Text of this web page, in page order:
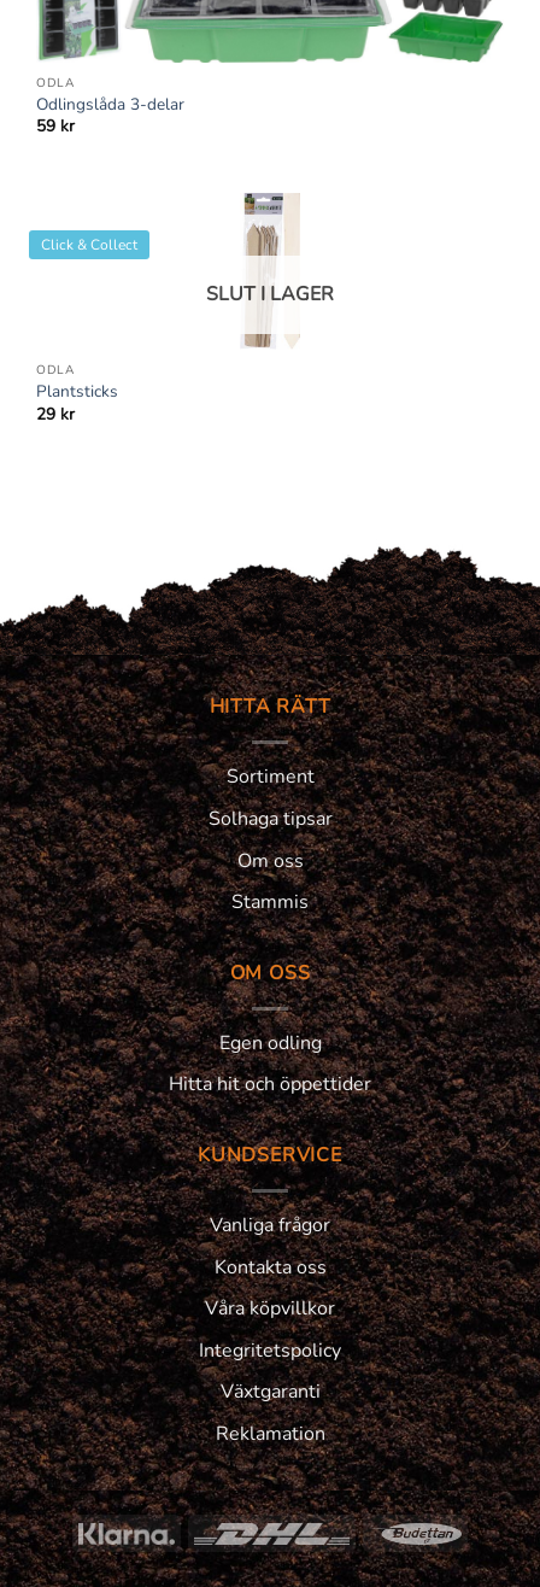
ODLA
Odlingslåda 3-delar
59 kr
Click & Collect
SLUT I LAGER
ODLA
Plantsticks
29 kr
HITTA RÄTT
Sortiment
Solhaga tipsar
Om oss
Stammis
OM OSS
Egen odling
Hitta hit och öppettider
KUNDSERVICE
Vanliga frågor
Kontakta oss
Våra köpvillkor
Integritetspolicy
Växtgaranti
Reklamation